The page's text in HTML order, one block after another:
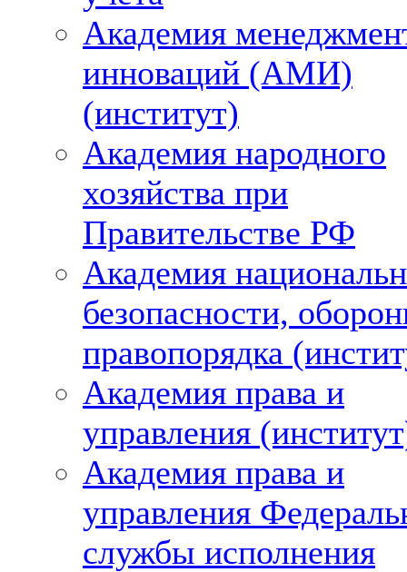
Академия
инноваций (АМИ)
(институт)
Академия народного
хозяйства при
Правительстве РФ
Академия
безопасности,
правопорядка
Академия права и
управления
Академия права и
управления
службы исполнения